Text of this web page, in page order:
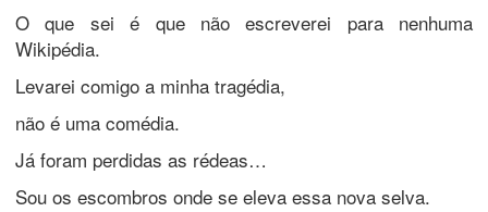
O que sei é que não escreverei para nenhuma
Wikipédia.
Levarei comigo a minha tragédia,
não é uma comédia.
Já foram perdidas as rédeas…
Sou os escombros onde se eleva essa nova selva.